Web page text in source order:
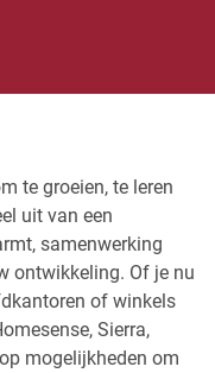
te groeien, te leren
uit van een
samenwerking
ontwikkeling. Of je nu
of winkels
Sierra,
mogelijkheden om